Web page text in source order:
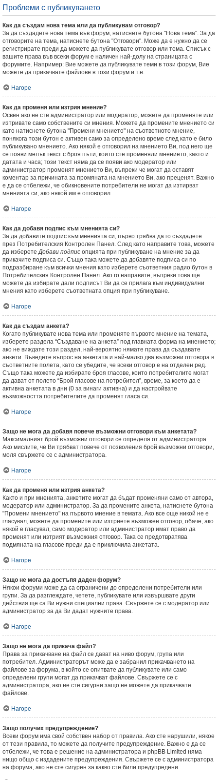
Проблеми с публикуването
Как да създам нова тема или да публикувам отговор?
За да създадете нова тема във форум, натиснете бутона "Нова тема". За да
отговорите на тема, натиснете бутона "Отговори". Може да е нужно да се
регистрирате преди да можете да публикувате отговор или тема. Списък с
вашите права във всеки форум е наличен най-долу на страницата с
форумите. Например: Вие можете да публикувате теми в този форум, Вие
можете да прикачвате файлове в този форум и т.н.
Нагоре
Как да променя или изтрия мнение?
Освен ако не сте администратор или модератор, можете да променяте или
изтривате само собствените си мнения. Можете да промените мнението си
като натиснете бутона "Промени мнението" на съответното мнение,
понякога този бутон е активен само за определено време след като е било
публикувано мнението. Ако някой е отговорил на мнението Ви, под него ще
се появи мелък текст с броя пъти, които сте променяли мнението, както и
датата и часа; този текст няма да се появи ако модератор или
администратор променят мнението Ви, въпреки че могат да оставят
коментар за причината за промяната на мнението Ви, ако преценят. Важно
е да се отбележи, че обикновените потребители не могат да изтирват
мненията си, ако някой им е отговорил.
Нагоре
Как да добавя подпис към мненията си?
За да добавите подпис към мненията си, първо трябва да го създадете
през Потребителския Контролен Панел. След като направите това, можете
да изберетеДобави подпис опцията при публикуване на мнение за да
прикачите подписа си. Също така можете да добавяте подписа си по
подразбиране към всички мнения като изберете съответния радио бутон в
Потребителския Контролен Панел. Ако го направите, въпреки това ще
можете да избирате дали подписът Ви да се прилага към индивидуални
мнения като изберете съответната опция при публикуване.
Нагоре
Как да създам анкета?
Когато публикувате нова тема или променяте първото мнение на темата,
изберете раздела “Създаване на анкета” под главната форма на мнението;
ако не виждате този раздел, най-вероятно нямате права да създавате
анкети. Въведете въпрос на анкетата и най-малко два възможни отговора в
съответните полета, като се убедите, че всеки отговор е на отделен ред.
Също така можете да избирате броя гласове, които потребителите могат
да дават от полето “Брой гласове на потребител”, време, за което да е
активна анкетата в дни (0 за винаги активна) и да настройвате
възможността потребителите да променят гласа си.
Нагоре
Защо не мога да добавя повече възможни отговори към анкетата?
Максималният брой възможни отговори се определя от администратора.
Ако мислите, че Ви трябват повече от позволения брой възможни отговори,
моля свържете се с администратора.
Нагоре
Как да променя или изтрия анкета?
Както и при мненията, анкетите могат да бъдат променяни само от автора,
модератор или администратор. За да промените анкета, натиснете бутона
"Промени мнението" на първото мнение в темата. Ако все още никой не е
гласувал, можете да промените или изтриете възможен отговор, обаче, ако
някой е гласувал, само модератор или администратор имат право да
променят или изтрият възможния отговор. Така се предотвратява
подмяната на гласове преди да е приключила анкетата.
Нагоре
Защо не мога да достъпя даден форум?
Някои форуми може да са ограничени до определени потребители или
групи. За да разглеждате, четете, публикувате или извършвате други
действия ще са Ви нужни специални права. Свържете се с модератор или
администратор за да Ви дадат нужните права.
Нагоре
Защо не мога да прикача файл?
Права за прикачване на файл се дават на ниво форум, група или
потребител. Администраторът може да е забранил прикачването на
файлове за форума, в който се опитвате да публикувате или само
определени групи могат да прикачват файлове. Свържете се с
администратора, ако не сте сигурни защо не можете да прикачвате
файлове.
Нагоре
Защо получих предупреждение?
Всеки форум има свой собствен набор от правила. Ако сте нарушили, някое
от тези правила, то можете да получите предупреждение. Важно е да се
отбележи, че това е решение на администратора и phpBB Limited няма
нищо общо с издадените предупреждения. Свържете се с администратора
на форума, ако не сте сигурен за какво сте били предупредени.